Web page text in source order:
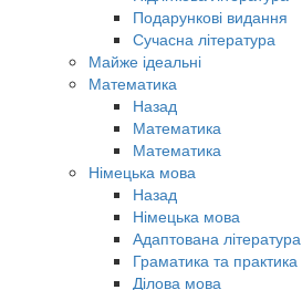
Подарункові видання
Сучасна література
Майже ідеальні
Математика
Назад
Математика
Математика
Німецька мова
Назад
Німецька мова
Адаптована література
Граматика та практика
Ділова мова